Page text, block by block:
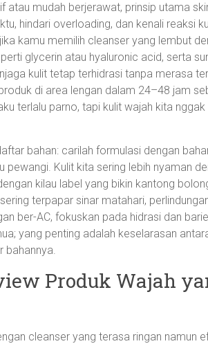
atau mudah berjerawat, prinsip utama
hindari overloading, dan kenali reaksi
kamu memilih cleanser yang lembut
glycerin atau hyaluronic acid, serta
kulit tetap terhidrasi tanpa merasa
di area lengan dalam 24–48 jam
terlalu parno, tapi kulit wajah kita
bahan: carilah formulasi dengan
pewangi. Kulit kita sering lebih nyaman
kilau label yang bikin kantong
terpapar sinar matahari,
ber-AC, fokuskan pada hidrasi dan
yang penting adalah keselarasan
bahannya.
Produk Wajah
cleanser yang terasa ringan namun